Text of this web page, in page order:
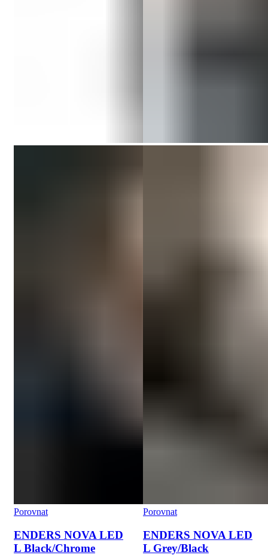
Porovnat
ENDERS NOVA LED
L Black/Chrome
Porovnat
ENDERS NOVA LED
L Grey/Black